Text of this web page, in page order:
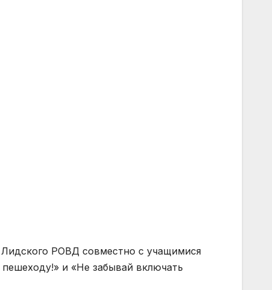
Лидского РОВД совместно с учащимися
и «Не забывай включать